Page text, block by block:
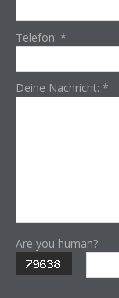
Telefon: *
Deine Nachricht: *
Are you human?